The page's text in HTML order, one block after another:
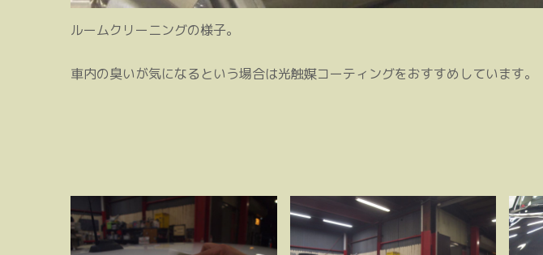
ルームクリーニングの様子。
車内の臭いが気になるという場合は光触媒コーティングをおすすめしています。